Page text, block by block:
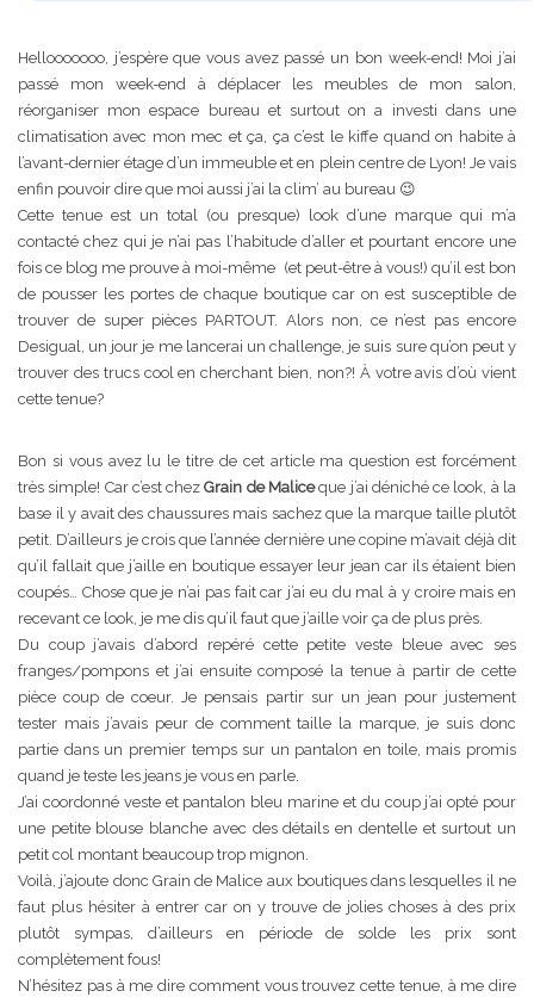
Hellooooooo, j’espère que vous avez passé un bon week-end! Moi j’ai
passé mon week-end à déplacer les meubles de mon salon,
réorganiser mon espace bureau et surtout on a investi dans une
climatisation avec mon mec et ça, ça c’est le kiffe quand on habite à
l’avant-dernier étage d’un immeuble et en plein centre de Lyon! Je vais
enfin pouvoir dire que moi aussi j’ai la clim’ au bureau 😉
Cette tenue est un total (ou presque) look d’une marque qui m’a
contacté chez qui je n’ai pas l’habitude d’aller et pourtant encore une
fois ce blog me prouve à moi-même (et peut-être à vous!) qu’il est bon
de pousser les portes de chaque boutique car on est susceptible de
trouver de super pièces PARTOUT. Alors non, ce n’est pas encore
Desigual, un jour je me lancerai un challenge, je suis sure qu’on peut y
trouver des trucs cool en cherchant bien, non?! À votre avis d’où vient
cette tenue?
Bon si vous avez lu le titre de cet article ma question est forcément
très simple! Car c’est chezGrain de Maliceque j’ai déniché ce look, à la
base il y avait des chaussures mais sachez que la marque taille plutôt
petit. D’ailleurs je crois que l’année dernière une copine m’avait déjà dit
qu’il fallait que j’aille en boutique essayer leur jean car ils étaient bien
coupés… Chose que je n’ai pas fait car j’ai eu du mal à y croire mais en
recevant ce look, je me dis qu’il faut que j’aille voir ça de plus près.
Du coup j’avais d’abord repéré cette petite veste bleue avec ses
franges/pompons et j’ai ensuite composé la tenue à partir de cette
pièce coup de coeur. Je pensais partir sur un jean pour justement
tester mais j’avais peur de comment taille la marque, je suis donc
partie dans un premier temps sur un pantalon en toile, mais promis
quand je teste les jeans je vous en parle.
J’ai coordonné veste et pantalon bleu marine et du coup j’ai opté pour
une petite blouse blanche avec des détails en dentelle et surtout un
petit col montant beaucoup trop mignon.
Voilà, j’ajoute donc Grain de Malice aux boutiques dans lesquelles il ne
faut plus hésiter à entrer car on y trouve de jolies choses à des prix
plutôt sympas, d’ailleurs en période de solde les prix sont
complètement fous!
N’hésitez pas à me dire comment vous trouvez cette tenue, à me dire